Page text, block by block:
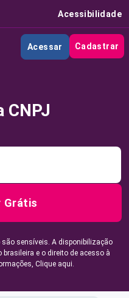
Acessibilidade
Acessar Cadastrar
CNPJ
Grátis
sensíveis. A disponibilização
e o direito de acesso à
Clique aqui.